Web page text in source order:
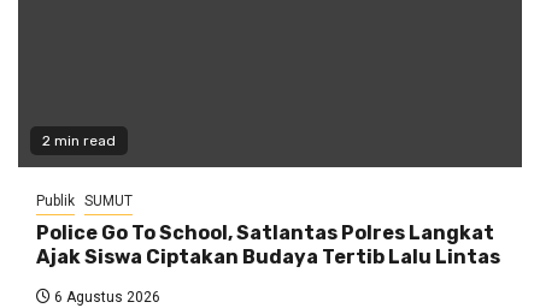
2 min read
Publik SUMUT
Police Go To School, Satlantas Polres Langkat
Ajak Siswa Ciptakan Budaya Tertib Lalu Lintas
6 Agustus 2026